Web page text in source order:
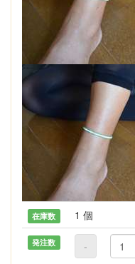
在庫数 1 個
発注数 -